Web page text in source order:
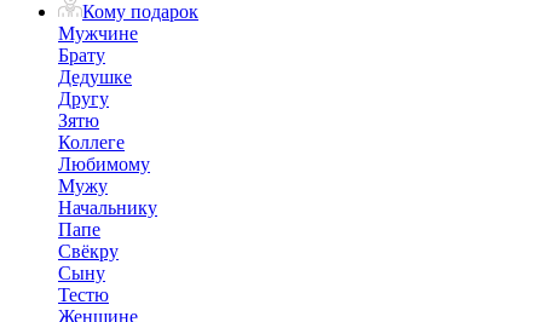
Кому подарок
Мужчине
Брату
Дедушке
Другу
Зятю
Коллеге
Любимому
Мужу
Начальнику
Папе
Свёкру
Сыну
Тестю
Женщине